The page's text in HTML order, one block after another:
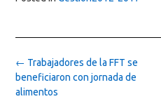
Post
navigation
← Trabajadores de la FFT se
beneficiaron con jornada de
alimentos